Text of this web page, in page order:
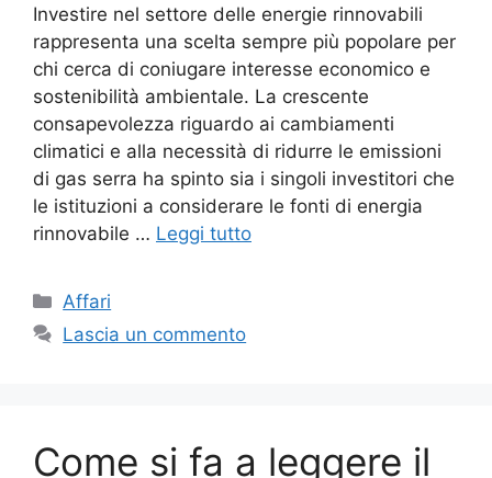
Investire nel settore delle energie rinnovabili
rappresenta una scelta sempre più popolare per
chi cerca di coniugare interesse economico e
sostenibilità ambientale. La crescente
consapevolezza riguardo ai cambiamenti
climatici e alla necessità di ridurre le emissioni
di gas serra ha spinto sia i singoli investitori che
le istituzioni a considerare le fonti di energia
rinnovabile … Leggi tutto
Categorie
Affari
Lascia un commento
Come si fa a leggere il